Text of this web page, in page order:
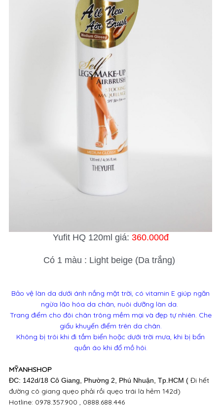
Yufit HQ 120ml giá: 360.000đ
Có 1 màu : Light beige (Da trắng)
Bảo vệ làn da dưới ánh nắng mặt trời, có vitamin E giúp ngăn
ngừa lão hóa da chân, nuôi dưỡng làn da.
Trang điểm cho đôi chân trông mềm mại và đẹp tự nhiên. Che
giấu khuyến điểm trên da chân.
Không bị trôi khi đi tắm biển hoặc dưới trời mưa, khi bị bẩn
quần áo khi đổ mồ hôi.
MỸANHSHOP
ĐC: 142d/18 Cô Giang, Phường 2, Phú Nhuận, Tp.HCM (Đi hết
đường cô giang quẹo phải rồi quẹo trái là hẻm 142d)
Hotline: 0978.357.900 , 0888.688.446